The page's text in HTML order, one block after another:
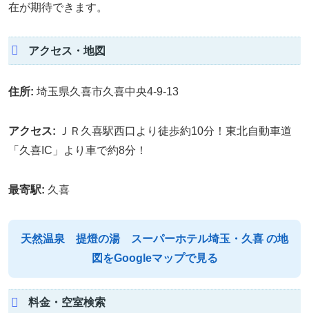
在が期待できます。
アクセス・地図
住所: 埼玉県久喜市久喜中央4-9-13
アクセス: ＪＲ久喜駅西口より徒歩約10分！東北自動車道
「久喜IC」より車で約8分！
最寄駅: 久喜
天然温泉 提燈の湯 スーパーホテル埼玉・久喜 の地
図をGoogleマップで見る
料金・空室検索